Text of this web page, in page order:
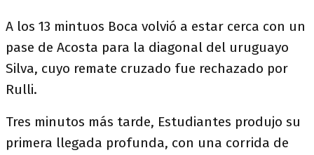
A los 13 mintuos Boca volvió a estar cerca con un
pase de Acosta para la diagonal del uruguayo
Silva, cuyo remate cruzado fue rechazado por
Rulli.
Tres minutos más tarde, Estudiantes produjo su
primera llegada profunda, con una corrida de